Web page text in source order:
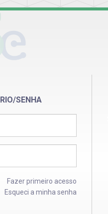
SENHA
Fazer primeiro acesso
Esqueci a minha senha